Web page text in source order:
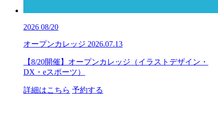
2026 08/20
オープンカレッジ 2026.07.13
【8/20開催】オープンカレッジ（イラストデザイン・
DX・eスポーツ）
詳細はこちら 予約する